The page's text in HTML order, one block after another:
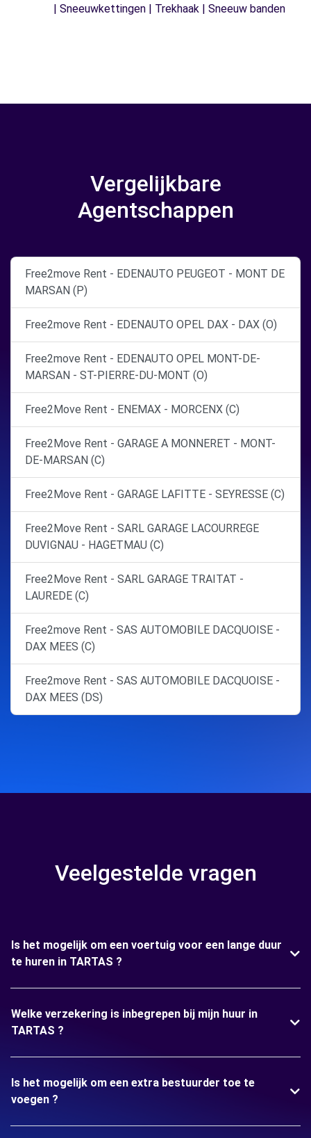
| Sneeuwkettingen | Trekhaak | Sneeuw banden
Vergelijkbare
Agentschappen
Free2move Rent - EDENAUTO PEUGEOT - MONT DE
MARSAN (P)
Free2move Rent - EDENAUTO OPEL DAX - DAX (O)
Free2move Rent - EDENAUTO OPEL MONT-DE-
MARSAN - ST-PIERRE-DU-MONT (O)
Free2Move Rent - ENEMAX - MORCENX (C)
Free2Move Rent - GARAGE A MONNERET - MONT-
DE-MARSAN (C)
Free2Move Rent - GARAGE LAFITTE - SEYRESSE (C)
Free2Move Rent - SARL GARAGE LACOURREGE
DUVIGNAU - HAGETMAU (C)
Free2Move Rent - SARL GARAGE TRAITAT -
LAUREDE (C)
Free2move Rent - SAS AUTOMOBILE DACQUOISE -
DAX MEES (C)
Free2move Rent - SAS AUTOMOBILE DACQUOISE -
DAX MEES (DS)
Veelgestelde vragen
Is het mogelijk om een voertuig voor een lange duur
te huren in TARTAS ?
Welke verzekering is inbegrepen bij mijn huur in
TARTAS ?
Is het mogelijk om een extra bestuurder toe te
voegen ?